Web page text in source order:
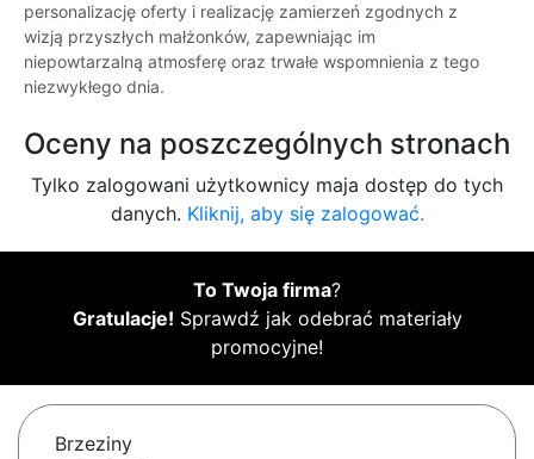
personalizację oferty i realizację zamierzeń zgodnych z
wizją przyszłych małżonków, zapewniając im
niepowtarzalną atmosferę oraz trwałe wspomnienia z tego
niezwykłego dnia.
Oceny na poszczególnych stronach
Tylko zalogowani użytkownicy maja dostęp do tych
danych. Kliknij, aby się zalogować.
To Twoja firma?
Gratulacje! Sprawdź jak odebrać materiały
promocyjne!
Brzeziny